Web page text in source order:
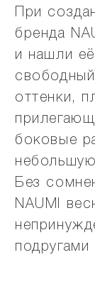
При
бренда
и нашли
оттенки,
боковые
Без
NAUMI